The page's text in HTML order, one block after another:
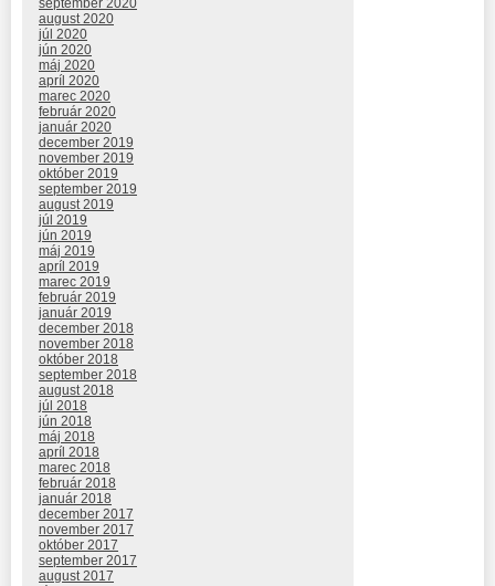
september 2020
august 2020
júl 2020
jún 2020
máj 2020
apríl 2020
marec 2020
február 2020
január 2020
december 2019
november 2019
október 2019
september 2019
august 2019
júl 2019
jún 2019
máj 2019
apríl 2019
marec 2019
február 2019
január 2019
december 2018
november 2018
október 2018
september 2018
august 2018
júl 2018
jún 2018
máj 2018
apríl 2018
marec 2018
február 2018
január 2018
december 2017
november 2017
október 2017
september 2017
august 2017